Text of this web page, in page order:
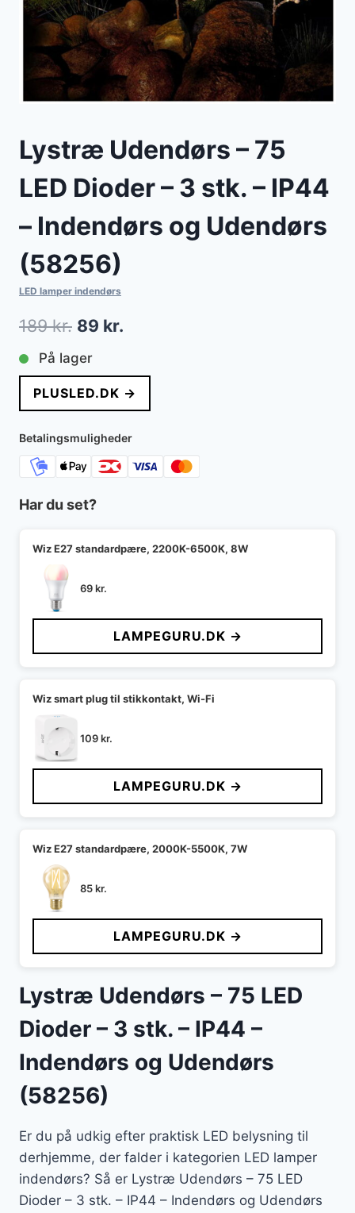
Lystræ Udendørs – 75
LED Dioder – 3 stk. – IP44
– Indendørs og Udendørs
(58256)
LED lamper indendørs
189kr. Den
oprindelige
pris
var:
189 kr..
89 kr.
pris
er:
89 kr..
På lager
PLUSLED.DK →
Betalingsmuligheder
Har du set?
Wiz E27 standardpære, 2200K-6500K, 8W
69kr.
LAMPEGURU.DK →
Wiz smart plug til stikkontakt, Wi-Fi
109kr.
LAMPEGURU.DK →
Wiz E27 standardpære, 2000K-5500K, 7W
85kr.
LAMPEGURU.DK →
Lystræ Udendørs – 75 LED
Dioder – 3 stk. – IP44 –
Indendørs og Udendørs
(58256)
Er du på udkig efter praktisk LED belysning til
derhjemme, der falder i kategorien LED lamper
indendørs? Så er Lystræ Udendørs – 75 LED
Dioder – 3 stk. – IP44 – Indendørs og Udendørs